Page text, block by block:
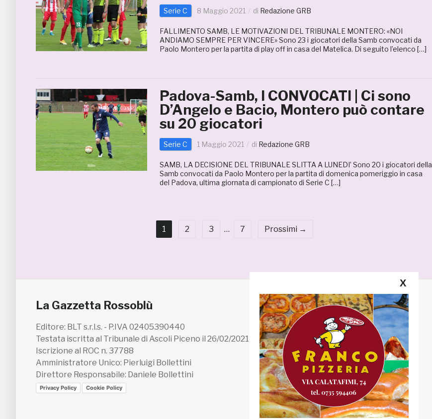
Serie C 8 Maggio 2021 di Redazione GRB
FALLIMENTO SAMB, LE MOTIVAZIONI DEL TRIBUNALE MONTERO: «NOI
ANDIAMO SEMPRE PER VINCERE» Sono 23 i giocatori della Samb convocati da
Paolo Montero per la partita di play off in casa del Matelica. Di seguito l’elenco […]
Padova-Samb, I CONVOCATI | Ci sono
D’Angelo e Bacio, Montero può contare
su 20 giocatori
Serie C 1 Maggio 2021 di Redazione GRB
SAMB, LA DECISIONE DEL TRIBUNALE SLITTA A LUNEDI’ Sono 20 i giocatori della
Samb convocati da Paolo Montero per la partita di domenica pomeriggio in casa
del Padova, ultima giornata di campionato di Serie C […]
1 2 3 … 7 Prossimi →
La Gazzetta Rossoblù
Editore: BLT s.r.l.s. - P.IVA 02405390440
Testata iscritta al Tribunale di Ascoli Piceno il 26/02/2021 n. 199/2021
Iscrizione al ROC n. 37788
Amministratore Unico: Pierluigi Bollettini
Direttore Responsabile: Daniele Bollettini
Privacy Policy Cookie Policy
Segui la GRB
Facebook
Instagram
Twitter
Youtube
X